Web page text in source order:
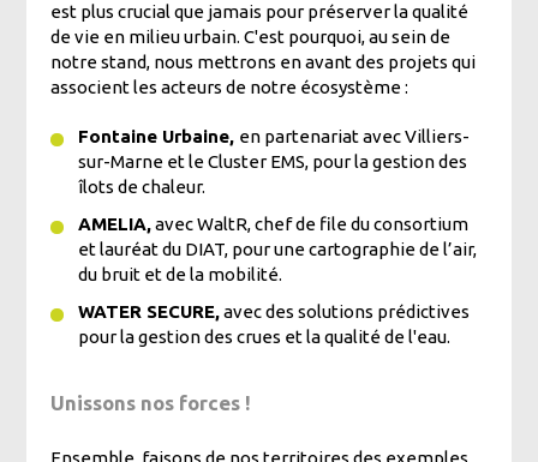
est plus crucial que jamais pour préserver la qualité
de vie en milieu urbain. C'est pourquoi, au sein de
notre stand, nous mettrons en avant des projets qui
associent les acteurs de notre écosystème :
Fontaine Urbaine, en partenariat avec Villiers-
sur-Marne et le Cluster EMS, pour la gestion des
îlots de chaleur.
AMELIA,avec WaltR, chef de file du consortium
et lauréat du DIAT, pour une cartographie de l’air,
du bruit et de la mobilité.
WATER SECURE,avec des solutions prédictives
pour la gestion des crues et la qualité de l'eau.
Unissons nos forces !
Ensemble, faisons de nos territoires des exemples